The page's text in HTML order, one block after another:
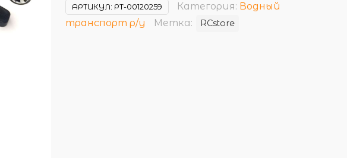
АРТИКУЛ: РТ-00120259 Категория: Водный
транспорт р/у
Метка: RCstore